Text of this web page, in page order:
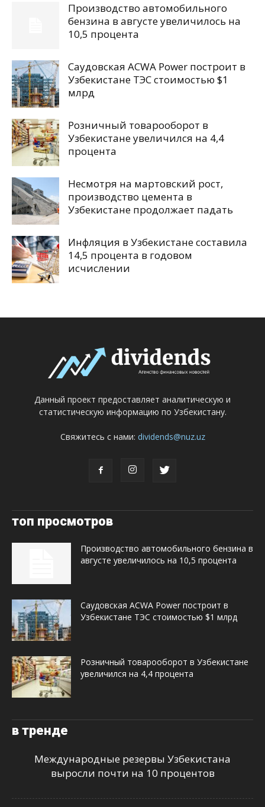
Производство автомобильного
бензина в августе увеличилось на
10,5 процента
Саудовская ACWA Power построит в
Узбекистане ТЭС стоимостью $1
млрд
Розничный товарооборот в
Узбекистане увеличился на 4,4
процента
Несмотря на мартовский рост,
производство цемента в
Узбекистане продолжает падать
Инфляция в Узбекистане составила
14,5 процента в годовом
исчислении
Данный проект предоставляет аналитическую и
статистическую информацию по Узбекистану.
Свяжитесь с нами: dividends@nuz.uz
топ просмотров
Производство автомобильного бензина в
августе увеличилось на 10,5 процента
Саудовская ACWA Power построит в
Узбекистане ТЭС стоимостью $1 млрд
Розничный товарооборот в Узбекистане
увеличился на 4,4 процента
в тренде
Международные резервы Узбекистана
выросли почти на 10 процентов